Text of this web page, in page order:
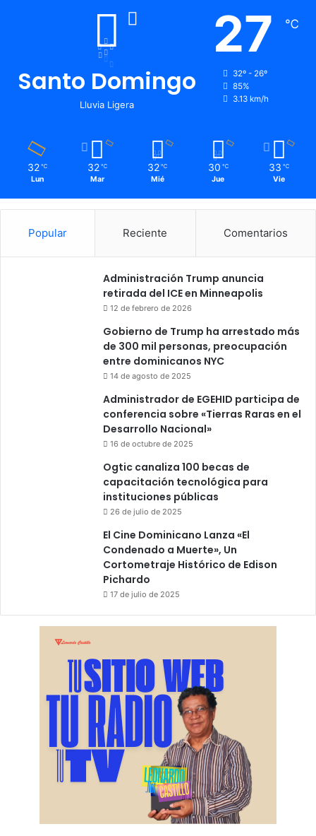
Santo Domingo
Lluvia Ligera
27 ℃
32º - 26º
85%
3.13 km/h
32 ℃
Lun
32 ℃
Mar
32 ℃
Mié
30 ℃
Jue
33 ℃
Vie
Popular Reciente Comentarios
Administración Trump anuncia
retirada del ICE en Minneapolis
12 de febrero de 2026
Gobierno de Trump ha arrestado más
de 300 mil personas, preocupación
entre dominicanos NYC
14 de agosto de 2025
Administrador de EGEHID participa de
conferencia sobre «Tierras Raras en el
Desarrollo Nacional»
16 de octubre de 2025
Ogtic canaliza 100 becas de
capacitación tecnológica para
instituciones públicas
26 de julio de 2025
El Cine Dominicano Lanza «El
Condenado a Muerte», Un
Cortometraje Histórico de Edison
Pichardo
17 de julio de 2025